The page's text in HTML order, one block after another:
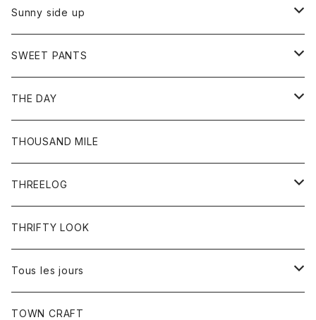
カーディガン
ワンピース
コート
オーバーオール
ブレスレット
リング
ブーツ
サンダル
Sunny side up
アウター
Ｇジャン
ボトム
ジーンズ
SWEET PANTS
ボトム
ショートパンツ
THE DAY
トップス
Tシャツ
THOUSAND MILE
THREELOG
トップス
Tシャツ
THRIFTY LOOK
Tous les jours
トップス
TOWN CRAFT